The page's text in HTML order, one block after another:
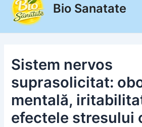
Bio Sanatate
Sistem nervos
suprasolicitat:
mentală,
efectele stresului